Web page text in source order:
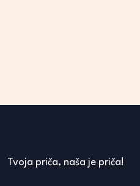
Tvoja priča, naša je priča!